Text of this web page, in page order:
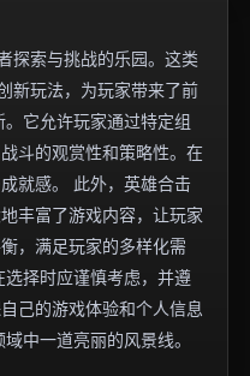
探索与挑战的乐园。这类
新玩法，为玩家带来了前
它允许玩家通过特定组
斗的观赏性和策略性。在
就感。 此外，英雄合击
丰富了游戏内容，让玩家
，满足玩家的多样化需
择时应谨慎考虑，并遵
己的游戏体验和个人信息
中一道亮丽的风景线。